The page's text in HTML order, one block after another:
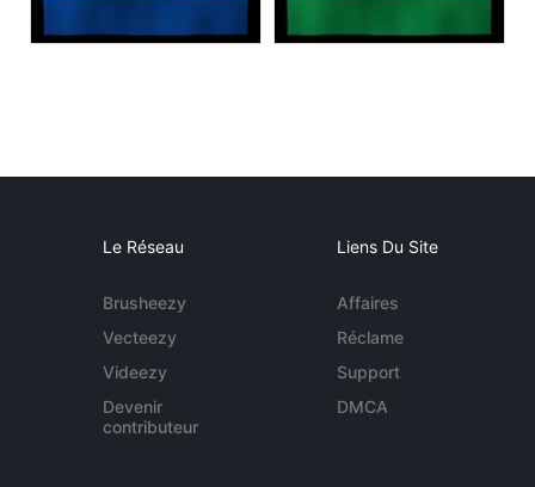
Le Réseau
Brusheezy
Vecteezy
Videezy
Devenir
contributeur
Liens Du Site
Affaires
Réclame
Support
DMCA